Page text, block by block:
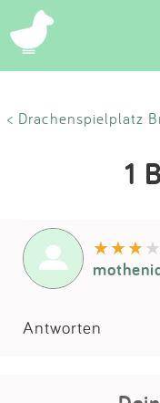
< Drachenspielplatz
1
Antworten